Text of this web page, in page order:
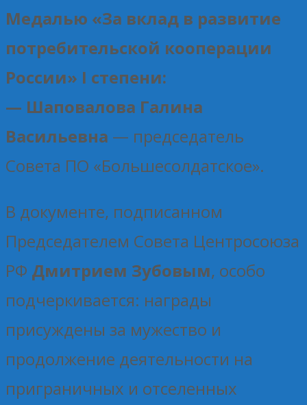
Медалью «За вклад в развитие
потребительской кооперации
России» I степени:
— Шаповалова Галина
Васильевна — председатель
Совета ПО «Большесолдатское».
В документе, подписанном
Председателем Совета Центросоюза
РФ Дмитрием Зубовым, особо
подчеркивается: награды
присуждены за мужество и
продолжение деятельности на
приграничных и отселенных